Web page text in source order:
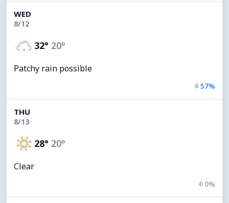
WED
8/12
32° 20°
Patchy rain possible
57%
THU
8/13
28° 20°
Clear
0%